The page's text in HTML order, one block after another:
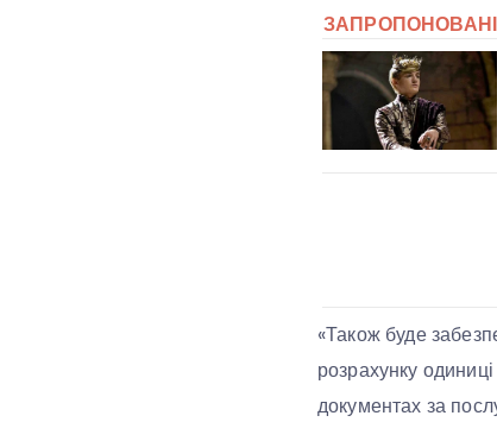
«Також буде
розрахунку
документах за